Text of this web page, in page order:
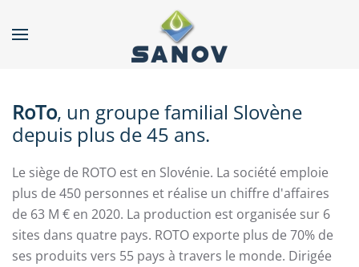
Accéder au contenu principal
RoTo, un groupe familial Slovène
depuis plus de 45 ans.
Le siège de ROTO est en Slovénie. La société emploie
plus de 450 personnes et réalise un chiffre d'affaires
de 63 M € en 2020. La production est organisée sur 6
sites dans quatre pays. ROTO exporte plus de 70% de
ses produits vers 55 pays à travers le monde. Dirigée